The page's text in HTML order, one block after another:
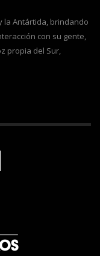
la Antártida, brindando
con su gente,
propia del Sur,